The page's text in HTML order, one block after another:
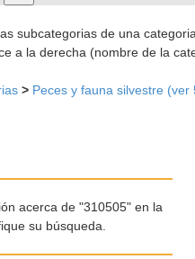
subcategorias de una
a la derecha (nombre de la
> Peces y fauna silvestre (ver
acerca de "310505" en la
su búsqueda.